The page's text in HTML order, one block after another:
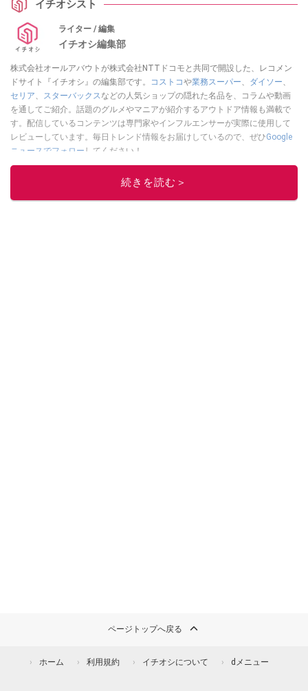
イチオシスト
ライター / 編集
イチオシ編集部
株式会社オールアバウトが株式会社NTTドコモと共同で開設した、レコメン
ドサイト『イチオシ』の編集部です。
コストコや業務スーパー、 ダイソー、
セリア、 スターバックスなどの人気ショップの隠れた名品を、コラムや動画
を通してご紹介。話題のグルメやマニアが紹介するアウトドア情報も満載で
す。配信しているコンテンツは専門家やインフルエンサーが実際に使用して
レビューしています。毎日トレンド情報をお届けしているので、ぜひGoogle
ニュースでフォロー してください！
続きを読む＞
ページトップへ戻る
ホーム 利用規約 イチオシについて dメニュー